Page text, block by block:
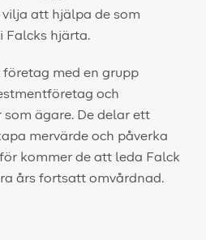
att hjälpa de som
Falcks hjärta.
företag med en grupp
och
ägare. De delar ett
mervärde och påverka
kommer de att leda Falck
års fortsatt omvårdnad.